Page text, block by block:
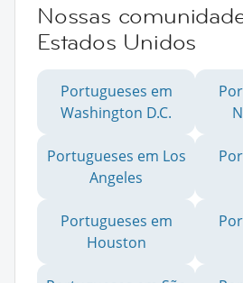
Nossas
Estados Unidos
Portugueses em
Washington D.C.
Portugueses em Los
Angeles
Portugueses em
Houston